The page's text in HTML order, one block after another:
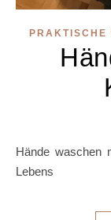
PRAKTISCHE
Hände waschen mit Kleinkindern, eine Übung des täglichen
Lebens